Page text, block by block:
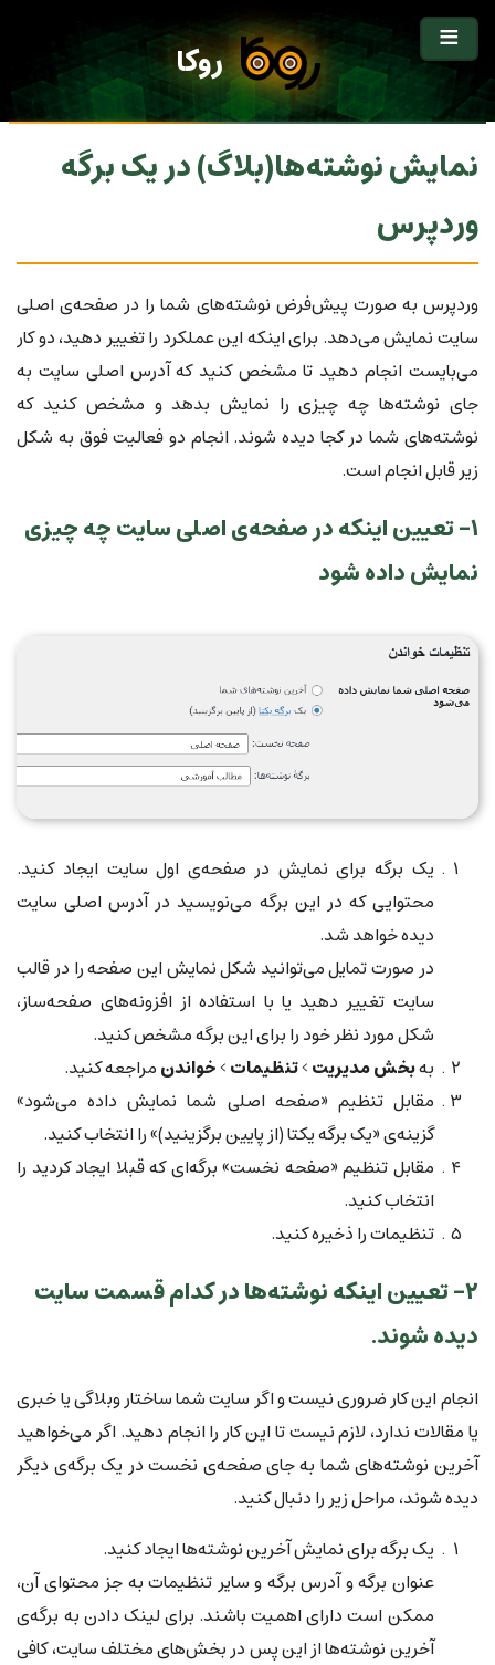
روکا
نمایش نوشته‌ها(بلاگ) در یک برگه
وردپرس
وردپرس به صورت پیش‌فرض نوشته‌های شما را در صفحه‌ی اصلی
سایت نمایش می‌دهد. برای اینکه این عملکرد را تغییر دهید، دو کار
می‌بایست انجام دهید تا مشخص کنید که آدرس اصلی سایت به
جای نوشته‌ها چه چیزی را نمایش بدهد و مشخص کنید که
نوشته‌های شما در کجا دیده شوند. انجام دو فعالیت فوق به شکل
زیر قابل انجام است.
۱- تعیین اینکه در صفحه‌ی اصلی سایت چه چیزی
نمایش داده شود
یک برگه برای نمایش در صفحه‌ی اول سایت ایجاد کنید.
محتوایی که در این برگه می‌نویسید در آدرس اصلی سایت
دیده خواهد شد.
در صورت تمایل می‌توانید شکل نمایش این صفحه را در قالب
سایت تغییر دهید یا با استفاده از افزونه‌های صفحه‌ساز،
شکل مورد نظر خود را برای این برگه مشخص کنید.
بهبخش مدیریت>تنظیمات>خواندنمراجعه کنید.
مقابل تنظیم «صفحه اصلی شما نمایش داده می‌شود»
گزینه‌ی «یک برگه یکتا (از پایین برگزینید)» را انتخاب کنید.
مقابل تنظیم «صفحه نخست» برگه‌ای که قبلا ایجاد کردید را
انتخاب کنید.
تنظیمات را ذخیره کنید.
۲- تعیین اینکه نوشته‌ها در کدام قسمت سایت
دیده شوند.
انجام این کار ضروری نیست و اگر سایت شما ساختار وبلاگی یا خبری
یا مقالات ندارد، لازم نیست تا این کار را انجام دهید. اگر می‌خواهید
آخرین نوشته‌های شما به جای صفحه‌ی نخست در یک برگه‌ی دیگر
دیده شوند، مراحل زیر را دنبال کنید.
یک برگه برای نمایش آخرین نوشته‌ها ایجاد کنید.
عنوان برگه و آدرس برگه و سایر تنظیمات به جز محتوای آن،
ممکن است دارای اهمیت باشند. برای لینک دادن به برگه‌ی
آخرین نوشته‌ها از این پس در بخش‌های مختلف سایت، کافی